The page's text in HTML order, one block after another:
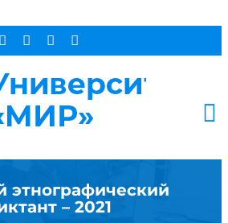
этнографический
– 2021